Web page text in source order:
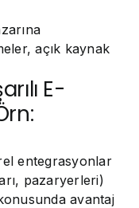
açık kaynak
E-
entegrasyonlar
pazaryerleri)
avantaj